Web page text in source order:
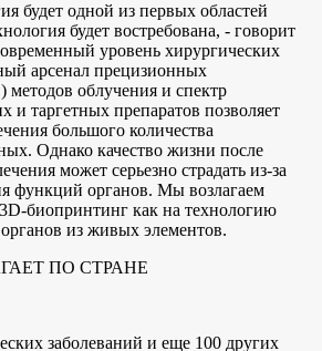
будет одной из первых областей
будет востребована, - говорит
уровень хирургических
арсенал прецизионных
методов облучения и спектр
и таргетных препаратов позволяет
большого количества
Однако качество жизни после
может серьезно страдать из-за
функций органов. Мы возлагаем
биопринтинг как на технологию
из живых элементов.
ПО СТРАНЕ
заболеваний и еще 100 других